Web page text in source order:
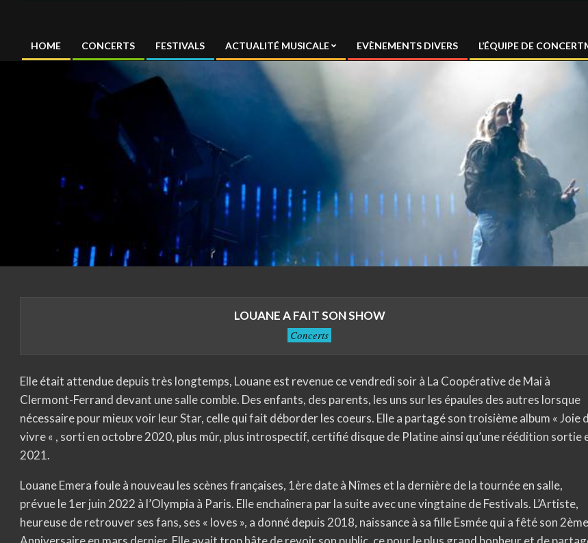
Primary
HOME CONCERTS FESTIVALS ACTUALITÉ MUSICALE EVÈNEMENTS DIVERS L’ÉQUIPE DE
LOUANE A FAIT SON SHOW
Concerts
Elle était attendue depuis très longtemps, Louane est revenue ce vendredi soir à La Coopérative de Mai à
Clermont-Ferrand devant une salle comble. Des enfants, des parents, les uns sur les épaules des autres lorsque
nécessaire pour mieux voir leur Star, celle qui fait déborder les coeurs. Elle a partagé son troisième album « Joie
vivre « , sorti en octobre 2020, plus mûr, plus introspectif, certifié disque de Platine ainsi qu’une réédition sortie
2021.
Louane Emera foule à nouveau les scènes françaises, 1ère date à Nîmes et la dernière de la tournée en salle,
prévue le 1er juin 2022 à l’Olympia à Paris. Elle enchaînera par la suite avec une vingtaine de Festivals. L’Artiste,
heureuse de retrouver ses fans, ses « loves », a donné depuis 2018, naissance à sa fille Esmée qui a fêté son 2ème